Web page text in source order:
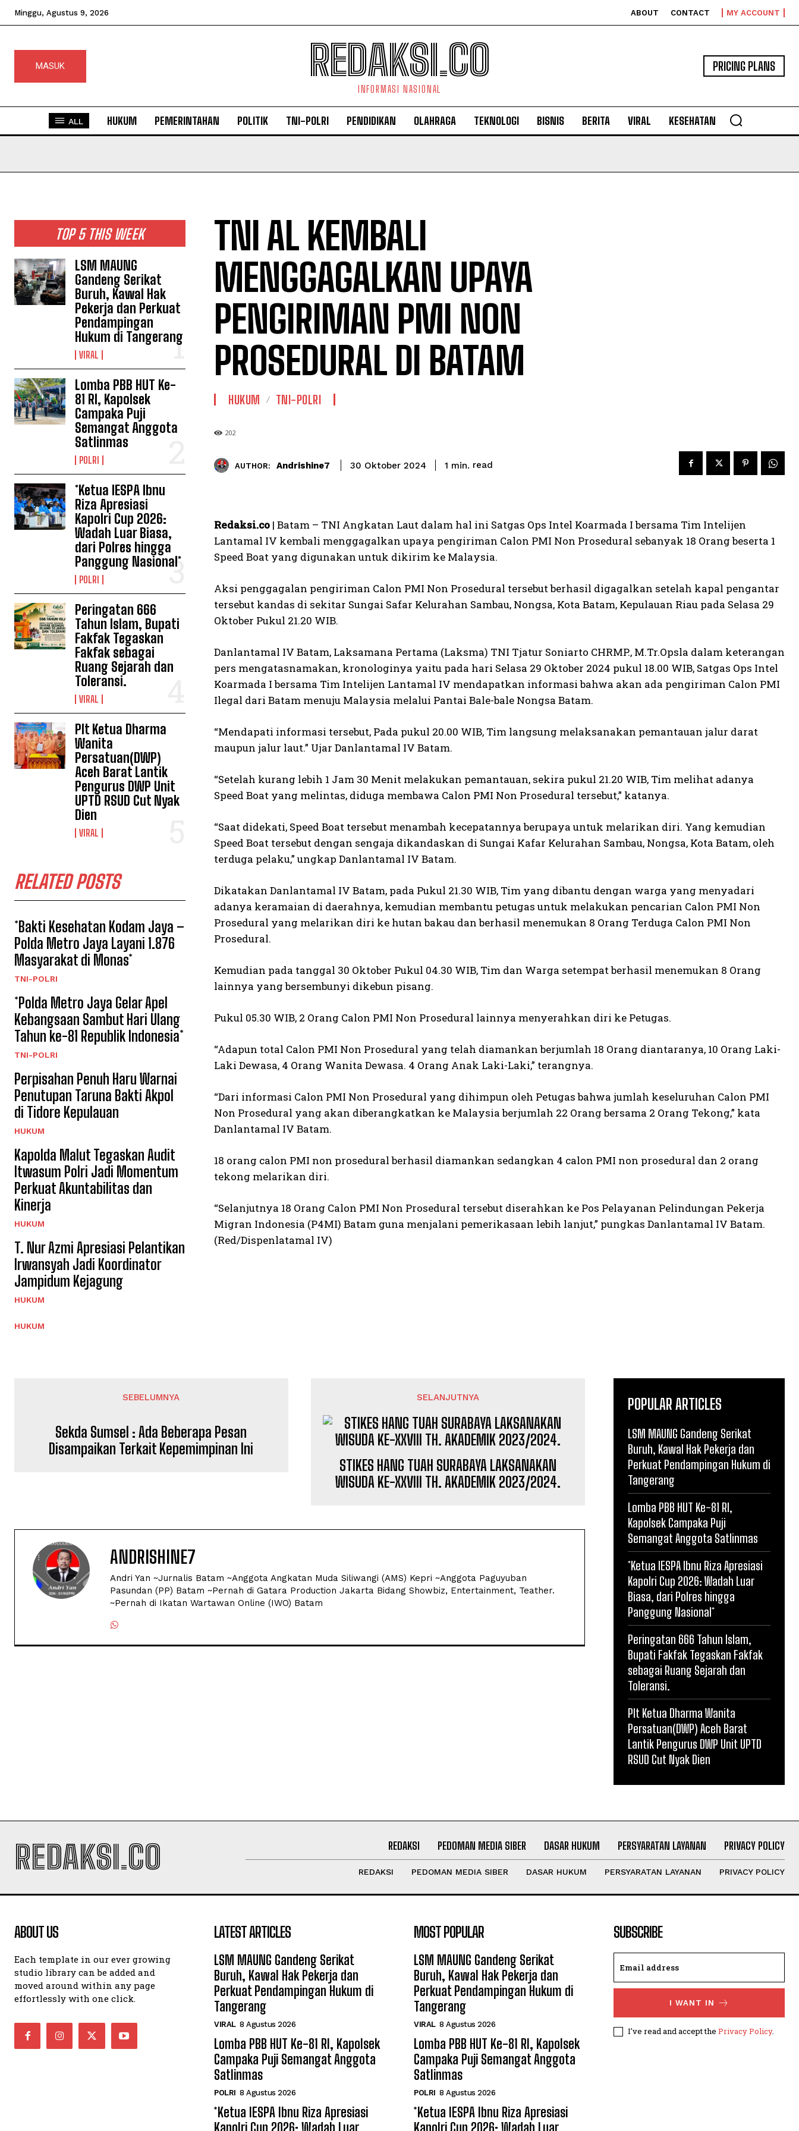
Minggu, Agustus 9, 2026 ABOUT CONTACT MY ACCOUNT
MASUK REDAKSI.CO
INFORMASI NASIONAL
PRICING PLANS
ALL HUKUM PEMERINTAHAN POLITIK TNI-POLRI PENDIDIKAN OLAHRAGA TEKNOLOGI BISNIS BERITA VIRAL KESEHATAN
TOP 5 THIS WEEK
LSM MAUNG
Gandeng Serikat
Buruh, Kawal Hak
Pekerja dan Perkuat
Pendampingan
Hukum di Tangerang
VIRAL
Lomba PBB HUT Ke-
81 RI, Kapolsek
Campaka Puji
Semangat Anggota
Satlinmas
POLRI
*Ketua IESPA Ibnu
Riza Apresiasi
Kapolri Cup 2026:
Wadah Luar Biasa,
dari Polres hingga
Panggung Nasional*
POLRI
Peringatan 666
Tahun Islam, Bupati
Fakfak Tegaskan
Fakfak sebagai
Ruang Sejarah dan
Toleransi.
VIRAL
Plt Ketua Dharma
Wanita
Persatuan(DWP)
Aceh Barat Lantik
Pengurus DWP Unit
UPTD RSUD Cut Nyak
Dien
VIRAL
RELATED POSTS
*Bakti Kesehatan Kodam Jaya –
Polda Metro Jaya Layani 1.876
Masyarakat di Monas*
TNI-POLRI
*Polda Metro Jaya Gelar Apel
Kebangsaan Sambut Hari Ulang
Tahun ke-81 Republik Indonesia*
TNI-POLRI
Perpisahan Penuh Haru Warnai
Penutupan Taruna Bakti Akpol
di Tidore Kepulauan
HUKUM
Kapolda Malut Tegaskan Audit
Itwasum Polri Jadi Momentum
Perkuat Akuntabilitas dan
Kinerja
HUKUM
T. Nur Azmi Apresiasi Pelantikan
Irwansyah Jadi Koordinator
Jampidum Kejagung
HUKUM
HUKUM
TNI AL KEMBALI
MENGGAGALKAN UPAYA
PENGIRIMAN PMI NON
PROSEDURAL DI BATAM
HUKUM TNI-POLRI
202
AUTHOR: Andrishine7 30 Oktober 2024 1 min. read
Redaksi.co | Batam – TNI Angkatan Laut dalam hal ini Satgas Ops Intel Koarmada I bersama Tim Intelijen
Lantamal IV kembali menggagalkan upaya pengiriman Calon PMI Non Prosedural sebanyak 18 Orang beserta 1
Speed Boat yang digunakan untuk dikirim ke Malaysia.
Aksi penggagalan pengiriman Calon PMI Non Prosedural tersebut berhasil digagalkan setelah kapal pengantar
tersebut kandas di sekitar Sungai Safar Kelurahan Sambau, Nongsa, Kota Batam, Kepulauan Riau pada Selasa 29
Oktober Pukul 21.20 WIB.
Danlantamal IV Batam, Laksamana Pertama (Laksma) TNI Tjatur Soniarto CHRMP., M.Tr.Opsla dalam keterangan
pers mengatasnamakan, kronologinya yaitu pada hari Selasa 29 Oktober 2024 pukul 18.00 WIB, Satgas Ops Intel
Koarmada I bersama Tim Intelijen Lantamal IV mendapatkan informasi bahwa akan ada pengiriman Calon PMI
Ilegal dari Batam menuju Malaysia melalui Pantai Bale-bale Nongsa Batam.
“Mendapati informasi tersebut, Pada pukul 20.00 WIB, Tim langsung melaksanakan pemantauan jalur darat
maupun jalur laut.” Ujar Danlantamal IV Batam.
“Setelah kurang lebih 1 Jam 30 Menit melakukan pemantauan, sekira pukul 21.20 WIB, Tim melihat adanya
Speed Boat yang melintas, diduga membawa Calon PMI Non Prosedural tersebut,” katanya.
“Saat didekati, Speed Boat tersebut menambah kecepatannya berupaya untuk melarikan diri. Yang kemudian
Speed Boat tersebut dengan sengaja dikandaskan di Sungai Kafar Kelurahan Sambau, Nongsa, Kota Batam, oleh
terduga pelaku,” ungkap Danlantamal IV Batam.
Dikatakan Danlantamal IV Batam, pada Pukul 21.30 WIB, Tim yang dibantu dengan warga yang menyadari
adanya keramaian di daerahnya, kemudian membantu petugas untuk melakukan pencarian Calon PMI Non
Prosedural yang melarikan diri ke hutan bakau dan berhasil menemukan 8 Orang Terduga Calon PMI Non
Prosedural.
Kemudian pada tanggal 30 Oktober Pukul 04.30 WIB, Tim dan Warga setempat berhasil menemukan 8 Orang
lainnya yang bersembunyi dikebun pisang.
Pukul 05.30 WIB, 2 Orang Calon PMI Non Prosedural lainnya menyerahkan diri ke Petugas.
“Adapun total Calon PMI Non Prosedural yang telah diamankan berjumlah 18 Orang diantaranya, 10 Orang Laki-
Laki Dewasa, 4 Orang Wanita Dewasa. 4 Orang Anak Laki-Laki,” terangnya.
“Dari informasi Calon PMI Non Prosedural yang dihimpun oleh Petugas bahwa jumlah keseluruhan Calon PMI
Non Prosedural yang akan diberangkatkan ke Malaysia berjumlah 22 Orang bersama 2 Orang Tekong,” kata
Danlantamal IV Batam.
18 orang calon PMI non prosedural berhasil diamankan sedangkan 4 calon PMI non prosedural dan 2 orang
tekong melarikan diri.
“Selanjutnya 18 Orang Calon PMI Non Prosedural tersebut diserahkan ke Pos Pelayanan Pelindungan Pekerja
Migran Indonesia (P4MI) Batam guna menjalani pemerikasaan lebih lanjut,” pungkas Danlantamal IV Batam.
(Red/Dispenlatamal IV)
SEBELUMNYA
Sekda Sumsel : Ada Beberapa Pesan
Disampaikan Terkait Kepemimpinan Ini
SELANJUTNYA
STIKES HANG TUAH SURABAYA LAKSANAKAN
WISUDA KE-XXVIII TH. AKADEMIK 2023/2024.
ANDRISHINE7
Andri Yan ~Jurnalis Batam ~Anggota Angkatan Muda Siliwangi (AMS) Kepri ~Anggota Paguyuban
Pasundan (PP) Batam ~Pernah di Gatara Production Jakarta Bidang Showbiz, Entertainment, Teather.
~Pernah di Ikatan Wartawan Online (IWO) Batam
POPULAR ARTICLES
LSM MAUNG Gandeng Serikat
Buruh, Kawal Hak Pekerja dan
Perkuat Pendampingan Hukum di
Tangerang
Lomba PBB HUT Ke-81 RI,
Kapolsek Campaka Puji
Semangat Anggota Satlinmas
*Ketua IESPA Ibnu Riza Apresiasi
Kapolri Cup 2026: Wadah Luar
Biasa, dari Polres hingga
Panggung Nasional*
Peringatan 666 Tahun Islam,
Bupati Fakfak Tegaskan Fakfak
sebagai Ruang Sejarah dan
Toleransi.
Plt Ketua Dharma Wanita
Persatuan(DWP) Aceh Barat
Lantik Pengurus DWP Unit UPTD
RSUD Cut Nyak Dien
REDAKSI.CO REDAKSI PEDOMAN MEDIA SIBER DASAR HUKUM PERSYARATAN LAYANAN PRIVACY POLICY
REDAKSI PEDOMAN MEDIA SIBER DASAR HUKUM PERSYARATAN LAYANAN PRIVACY POLICY
ABOUT US
Each template in our ever growing
studio library can be added and
moved around within any page
effortlessly with one click.
LATEST ARTICLES
LSM MAUNG Gandeng Serikat
Buruh, Kawal Hak Pekerja dan
Perkuat Pendampingan Hukum di
Tangerang
VIRAL 8 Agustus 2026
Lomba PBB HUT Ke-81 RI, Kapolsek
Campaka Puji Semangat Anggota
Satlinmas
POLRI 8 Agustus 2026
*Ketua IESPA Ibnu Riza Apresiasi
Kapolri Cup 2026: Wadah Luar
MOST POPULAR
LSM MAUNG Gandeng Serikat
Buruh, Kawal Hak Pekerja dan
Perkuat Pendampingan Hukum di
Tangerang
VIRAL 8 Agustus 2026
Lomba PBB HUT Ke-81 RI, Kapolsek
Campaka Puji Semangat Anggota
Satlinmas
POLRI 8 Agustus 2026
*Ketua IESPA Ibnu Riza Apresiasi
Kapolri Cup 2026: Wadah Luar
SUBSCRIBE
I WANT IN
I've read and accept the Privacy Policy.